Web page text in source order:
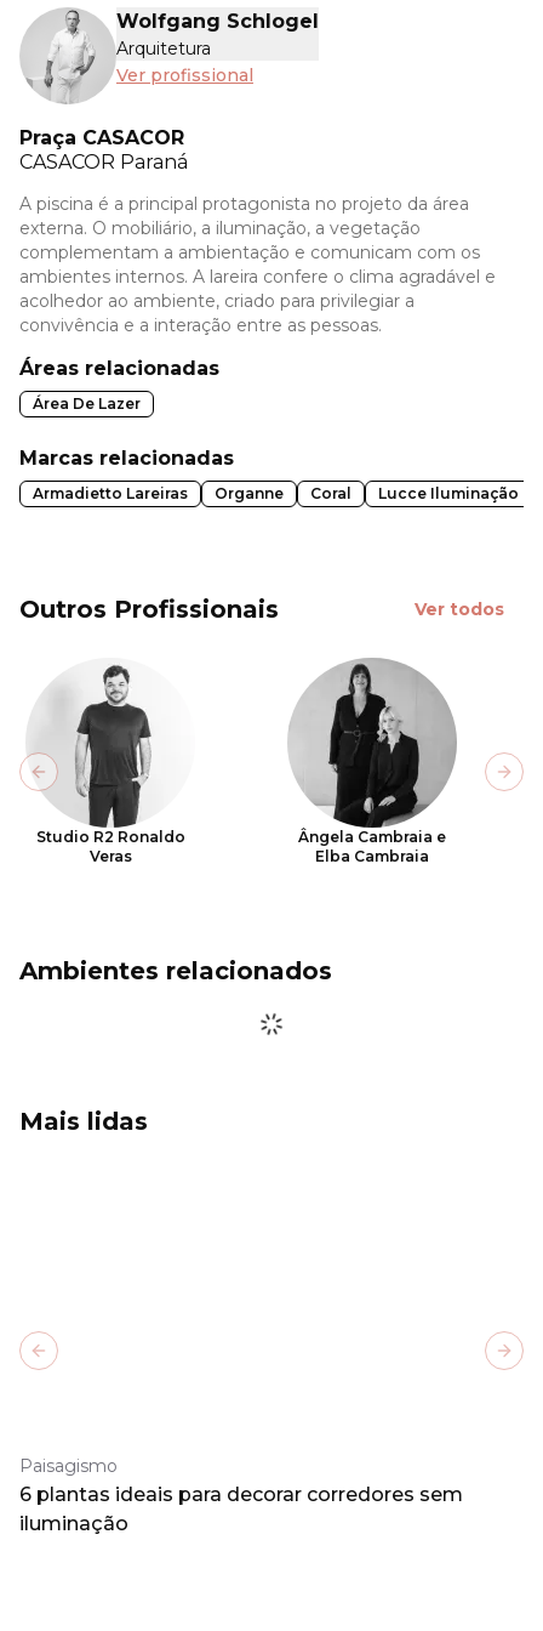
Wolfgang Schlogel
Arquitetura
Ver profissional
Praça CASACOR
CASACOR Paraná
A piscina é a principal protagonista no projeto da área
externa. O mobiliário, a iluminação, a vegetação
complementam a ambientação e comunicam com os
ambientes internos. A lareira confere o clima agradável e
acolhedor ao ambiente, criado para privilegiar a
convivência e a interação entre as pessoas.
Áreas relacionadas
Área De Lazer
Marcas relacionadas
Armadietto Lareiras Organne Coral Lucce Iluminação
Outros Profissionais Ver todos
Studio R2 Ronaldo
Veras
Ângela Cambraia e
Elba Cambraia
Previous slide
Ambientes relacionados
Mais lidas
Paisagismo
6 plantas ideais para decorar corredores sem
iluminação
Previous slide